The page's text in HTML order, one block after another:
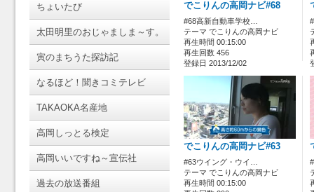
ちょいたび
太田明里のおじゃましま～す。
寅のまちうた探訪記
なるほど！聞きコミテレビ
TAKAOKA名産地
高岡しっとる検定
高岡いいですね～宣伝社
過去の放送番組
でこりんの高岡ナビ#68
#68高新自動車学校…
テーマ でこりんの高岡ナビ
再生時間 00:15:00
再生回数 456
登録日 2013/12/02
でこりんの高岡ナビ#63
#63ウイング・ウイ…
テーマ でこりんの高岡ナビ
再生時間 00:15:00